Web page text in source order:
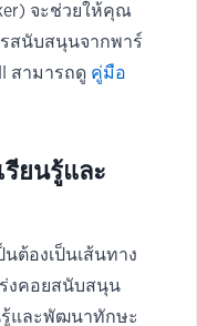
จะช่วยให้คุณ
สนับสนุนจากพาร์
สามารถดู คู่มือ
ยนรู้และ
ต้องเป็นเส้นทาง
งคอยสนับสนุน
รู้และพัฒนาทักษะ